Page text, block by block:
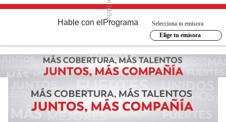
Hable con el Programa
Selecciona tu emisora
Elige tu emisora